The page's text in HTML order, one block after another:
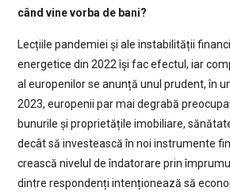
când vine vorba de bani?
Lecțiile pandemiei și ale instabilității
energetice din 2022 își fac efectul, iar
al europenilor se anunță unul prudent, în
2023, europenii par mai degrabă
bunurile și proprietățile imobiliare,
decât să investească în noi instrumente
crească nivelul de îndatorare prin
dintre respondenți intenționează să